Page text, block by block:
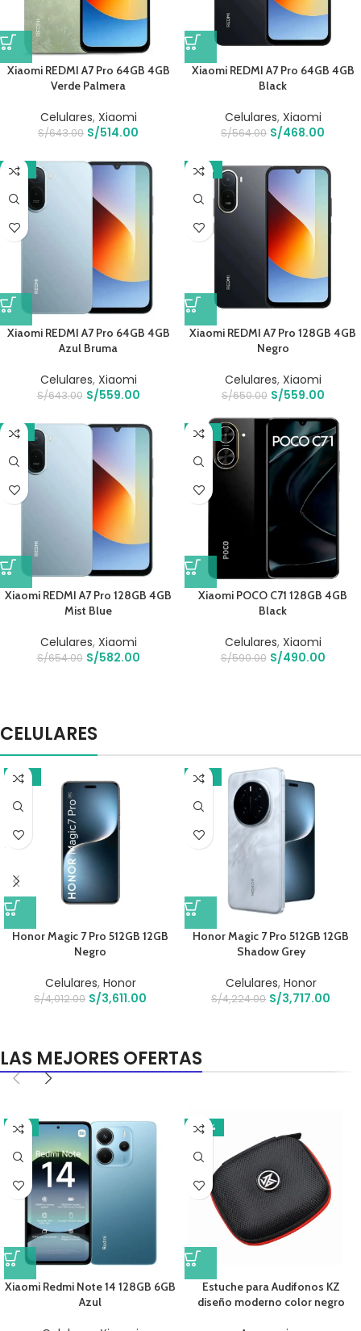
Xiaomi REDMI A7 Pro 64GB 4GB
Verde Palmera
Celulares, Xiaomi
S/643.00 S/514.00
Xiaomi REDMI A7 Pro 64GB 4GB
Black
Celulares, Xiaomi
S/564.00 S/468.00
-13%
Xiaomi REDMI A7 Pro 64GB 4GB
Azul Bruma
Celulares, Xiaomi
S/643.00 S/559.00
-14%
Xiaomi REDMI A7 Pro 128GB 4GB
Negro
Celulares, Xiaomi
S/650.00 S/559.00
-11%
Xiaomi REDMI A7 Pro 128GB 4GB
Mist Blue
Celulares, Xiaomi
S/654.00 S/582.00
-17%
Xiaomi POCO C71 128GB 4GB
Black
Celulares, Xiaomi
S/590.00 S/490.00
CELULARES
-10%
Honor Magic 7 Pro 512GB 12GB
Negro
Celulares, Honor
S/4,012.00 S/3,611.00
-12%
Honor Magic 7 Pro 512GB 12GB
Shadow Grey
Celulares, Honor
S/4,224.00 S/3,717.00
LAS MEJORES OFERTAS
-11%
Xiaomi Redmi Note 14 128GB 6GB
Azul
-20%
Estuche para Audifonos KZ
diseño moderno color negro